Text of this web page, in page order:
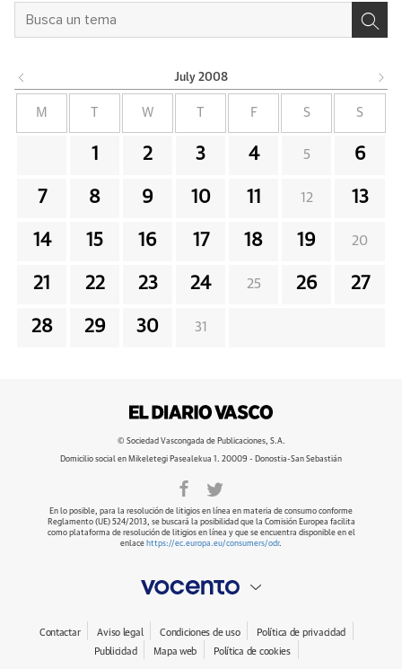
July 2008
M W F S S
1 2 3 4 5 6
7 8 9 10 11 12 13
14 15 16 17 18 19 20
21 22 23 24 25 26 27
28 29 30 31
© Sociedad Vascongada de Publicaciones, S.A.
Domicilio social en Mikeletegi Pasealekua 1. 20009 - Donostia-San Sebastián
En lo posible, para la resolución de litigios en línea en materia de consumo conforme
Reglamento (UE) 524/2013, se buscará la posibilidad que la Comisión Europea facilita
como plataforma de resolución de litigios en línea y que se encuentra disponible en el
enlace https://ec.europa.eu/consumers/odr.
Contactar Aviso legal Condiciones de uso
Política de privacidad
Publicidad
Mapa web Política de cookies